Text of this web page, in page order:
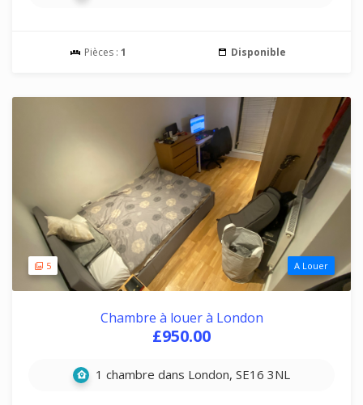
Pièces : 1 Disponible
5 A Louer
Chambre à louer à London
£950.00
1 chambre dans London, SE16 3NL